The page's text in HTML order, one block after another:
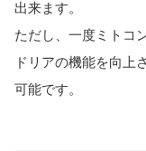
出来ます。
ただし、一度ミトコ
ドリアの機能を向上
可能です。